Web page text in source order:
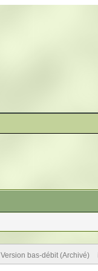
Version bas-débit (Archivé)